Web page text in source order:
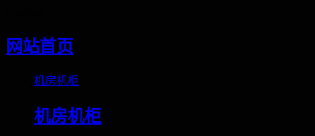
网站首页
机房机柜
机房机柜